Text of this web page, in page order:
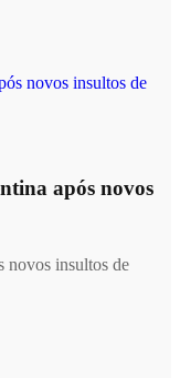
após novos
novos insultos de